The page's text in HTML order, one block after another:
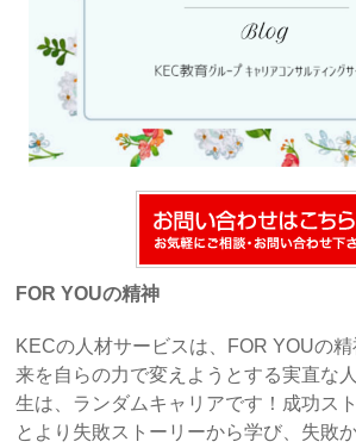
FOR YOUの精神
KECの人材サービスは、FOR YOUの
来を自らの力で変えようとする実直な
生は、ランダムキャリアです！成功ス
とより失敗ストーリーから学び、失敗